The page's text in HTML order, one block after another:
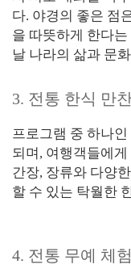
다. 야경의 좋은 점
을 따뜻하게 한다
날 나라의 삶과 문
3. 전통 한식 만
프로그램 중 하나
되며, 여행객들에
간장, 장류와 다양
할 수 있는 탁월한
4. 전통 무예 체험